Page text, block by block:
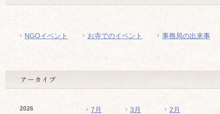
NGOイベント お寺でのイベント 事務局の出来事
2026 7月 3月 2月